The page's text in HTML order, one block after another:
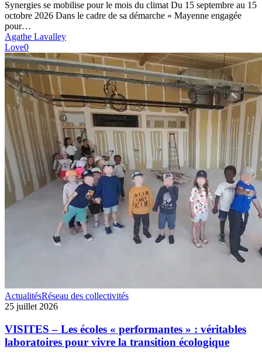
!
Synergies se mobilise pour le mois du climat Du 15 septembre au 15
octobre 2026 Dans le cadre de sa démarche « Mayenne engagée
pour…
Agathe Lavalley
Love0
VISITES
–
écoles
«
performantes
ActualitésRéseau des collectivités
25 juillet 2026
VISITES – Les écoles « performantes » : véritables
laboratoires pour vivre la transition écologique